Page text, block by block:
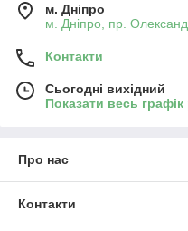
м. Дніпро
м. Дніпро, пр.
Контакти
Сьогодні вихідний
Показати весь
Про нас
Контакти